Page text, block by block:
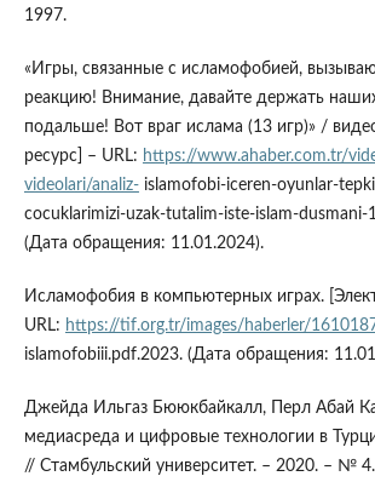
1997.
«Игры, связанные с исламофобией,
реакцию! Внимание, давайте держать
подальше! Вот враг ислама (13 игр)» /
ресурс] – URL: https://www.ahaber.com.tr/
videolari/analiz-islamofobi-iceren-oyunlar-
cocuklarimizi-uzak-tutalim-iste-islam-dusmani-
(Дата обращения: 11.01.2024).
Исламофобия в компьютерных играх.
URL: https://tif.org.tr/images/haberler/
islamofobiii.pdf.2023. (Дата обращения:
Джейда Ильгаз Бююкбайкалл, Перл Абай
медиасреда и цифровые технологии в
// Стамбульский университет. – 2020. – №